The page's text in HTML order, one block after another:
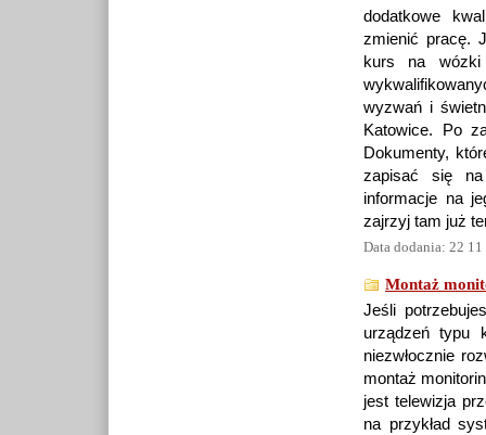
dodatkowe
zmienić pracę.
kurs na wózki
wyzwań i
Katowice. Po
Dokumenty,
zapisać się na
informacje na
zajrzyj tam już
Data dodania: 22
Montaż
Jeśli
urządzeń typu
niezwłocznie
montaż
jest telewizja
na przykład